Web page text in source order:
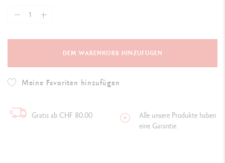
DEM WARENKORB HINZUFÜGEN
Meine Favoriten hinzufügen
Gratis ab CHF 80.00
Alle unsere Produkte haben
eine Garantie.